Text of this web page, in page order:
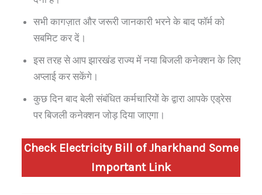
सभी कागज़ात और जरूरी जानकारी भरने के बाद फॉर्म को
सबमिट कर दें।
इस तरह से आप झारखंड राज्य में नया बिजली कनेक्शन के लिए
अप्लाई कर सकेंगे।
कुछ दिन बाद बेली संबंधित कर्मचारियों के द्वारा आपके एड्रेस
पर बिजली कनेक्शन जोड़ दिया जाएगा।
Check Electricity Bill ofJharkhand Some
Important Link